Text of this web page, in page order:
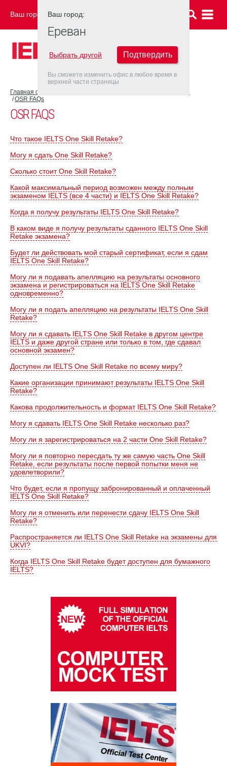
Ваш город: ЕРЕВАН
Главная страница
OSR FAQs
OSR FAQS
Что такое IELTS One Skill Retake?
Могу я сдать One Skill Retake?
Сколько стоит One Skill Retake?
Какой максимальный период возможен между полным
экзаменом IELTS (все 4 части) и IELTS One Skill Retake?
Когда я получу результаты IELTS One Skill Retake?
В каком виде я получу результаты сданного IELTS One Skill
Retake экзамена?
Будет ли действовать мой старый сертификат, если я сдам
IELTS One Skill Retake?
Могу ли я подавать апелляцию на результаты основного
экзамена и регистрироваться на IELTS One Skill Retake
одновременно?
Могу ли я подать апелляцию на результаты IELTS One Skill
Retake?
Могу ли я сдавать IELTS One Skill Retake в другом центре
IELTS и даже другой стране или только в том, где сдавал
основной экзамен?
Доступен ли IELTS One Skill Retake по всему миру?
Какие организации принимают результаты IELTS One Skill
Retake?
Какова продолжительность и формат IELTS One Skill Retake?
Могу я сдавать IELTS One Skill Retake несколько раз?
Могу ли я зарегистрироваться на 2 части One Skill Retake?
Могу ли я повторно пересдать ту же самую часть One Skill
Retake, если результаты после первой попытки меня не
удовлетворили?
Что будет, если я пропущу забронированный и оплаченный
IELTS One Skill Retake?
Могу ли я отменить или перенести сдачу IELTS One Skill
Retake?
Распространяется ли IELTS One Skill Retake на экзамены для
UKVI?
Когда IELTS One Skill Retake будет доступен для бумажного
IELTS?
Ваш город:
Ереван
Выбрать другой Подтвердить
Вы сможете изменить офис в любое время в
верхней части страницы